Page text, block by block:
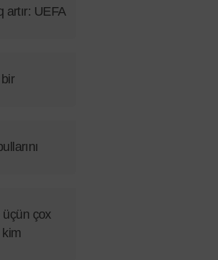
artır: UEFA
çox
kim